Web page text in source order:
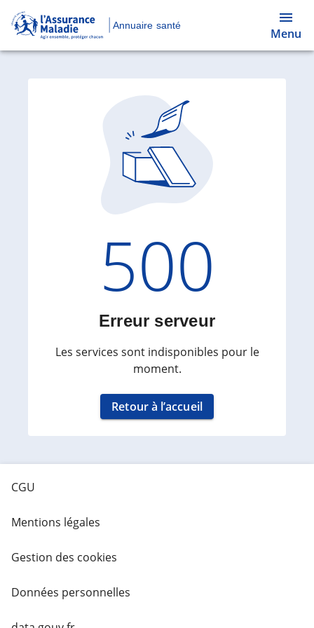
Annuaire santé
Menu
Code
500
Erreur serveur
Les services sont indisponibles pour le
moment.
Retour à l’accueil
CGU
Mentions légales
Gestion des cookies
Données personnelles